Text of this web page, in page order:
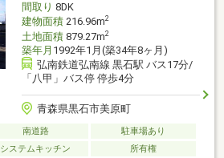
間取り 8DK
建物面積216.96m2
土地面積879.27m2
築年月 1992年1月(築34年8ヶ月)
弘南鉄道弘南線 黒石駅 バス17分/
「八甲」バス停 停歩4分
青森県黒石市美原町
南道路
駐車場あり
システムキッチン 所有権